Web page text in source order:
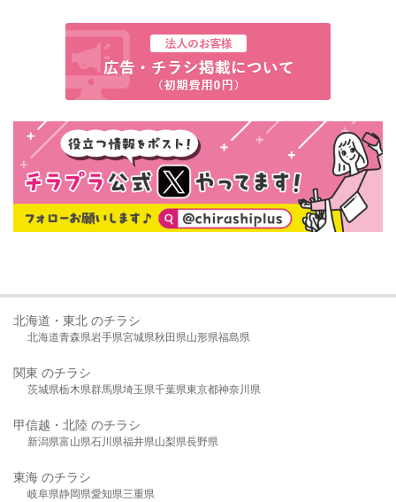
北海道・東北 のチラシ
北海道青森県岩手県宮城県秋田県山形県福島県
関東 のチラシ
茨城県栃木県群馬県埼玉県千葉県東京都神奈川県
甲信越・北陸 のチラシ
新潟県富山県石川県福井県山梨県長野県
東海 のチラシ
岐阜県静岡県愛知県三重県